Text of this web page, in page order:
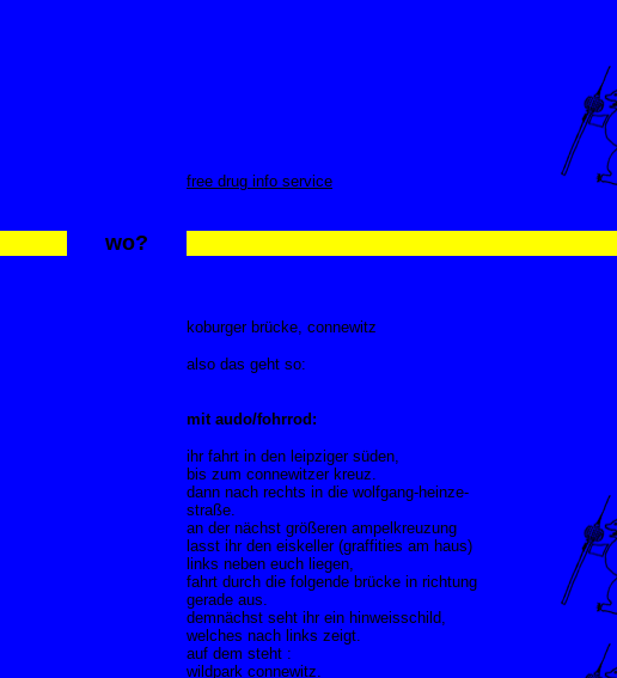
free drug info service
wo?
koburger brücke, connewitz
also das geht so:
mit audo/fohrrod:
ihr fahrt in den leipziger süden,
bis zum connewitzer kreuz.
dann nach rechts in die wolfgang-heinze-
straße.
an der nächst größeren ampelkreuzung
lasst ihr den eiskeller (graffities am haus)
links neben euch liegen,
fahrt durch die folgende brücke in richtung
gerade aus.
demnächst seht ihr ein hinweisschild,
welches nach links zeigt.
auf dem steht :
wildpark connewitz.